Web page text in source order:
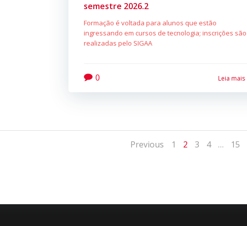
semestre 2026.2
Formação é voltada para alunos que estão
ingressando em cursos de tecnologia; inscrições são
realizadas pelo SIGAA
0 Leia mais
Posts
Previous
Posts
Page
1 Page
2 Page
3 Page
4 … 15